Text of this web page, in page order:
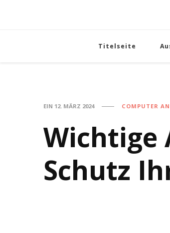
Titelseite
EIN 12. MÄRZ 2024 COMPUTER
Wichtige
Schutz